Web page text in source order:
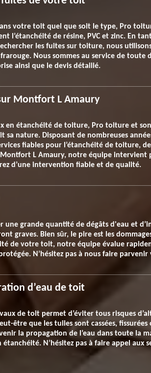
votre toit quel que soit le type, Pro
l’étanchéité de résine, PVC et zinc. En
les fuites sur toiture, nous
Nous sommes au service de
ainsi que le devis détaillé.
Montfort L Amaury
en étanchéité de toiture, Pro toiture et
sa nature. Disposant de nombreuses
fiables pour l’étanchéité de toiture,
L Amaury, notre équipe intervient
d’une intervention fiable et de qualité.
grande quantité de dégâts d'eau et
graves. Bien sûr, le pire est les
de votre toit, notre équipe évalue
N’hésitez pas à nous faire
d’eau de toit
de toit permet d’éviter tous risques
être que les tuiles sont cassées,
la propagation de l’eau dans toute la
N’hésitez pas à faire appel aux